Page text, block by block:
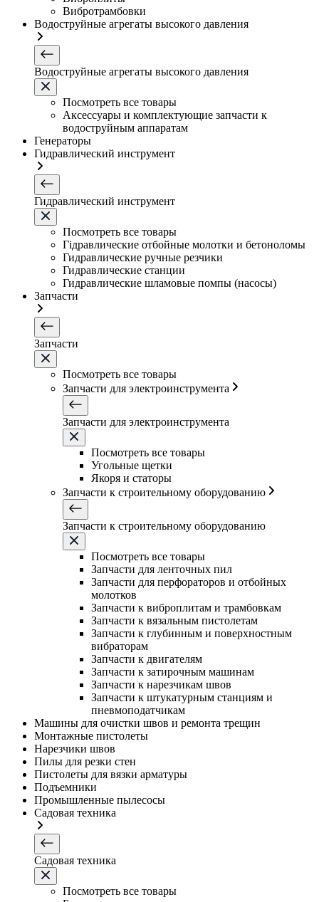
Вибротрамбовки
Водоструйные агрегаты высокого давления
Водоструйные агрегаты высокого давления
Посмотреть все товары
Аксессуары и комплектующие запчасти к
водоструйным аппаратам
Генераторы
Гидравлический инструмент
Гидравлический инструмент
Посмотреть все товары
Гідравлические отбойные молотки и бетоноломы
Гидравлические ручные резчики
Гидравлические станции
Гидравлические шламовые помпы (насосы)
Запчасти
Запчасти
Посмотреть все товары
Запчасти для электроинструмента
Запчасти для электроинструмента
Посмотреть все товары
Угольные щетки
Якоря и статоры
Запчасти к строительному оборудованию
Запчасти к строительному оборудованию
Посмотреть все товары
Запчасти для ленточных пил
Запчасти для перфораторов и отбойных
молотков
Запчасти к виброплитам и трамбовкам
Запчасти к вязальным пистолетам
Запчасти к глубинным и поверхностным
вибраторам
Запчасти к двигателям
Запчасти к затирочным машинам
Запчасти к нарезчикам швов
Запчасти к штукатурным станциям и
пневмоподатчикам
Машины для очистки швов и ремонта трещин
Монтажные пистолеты
Нарезчики швов
Пилы для резки стен
Пистолеты для вязки арматуры
Подъемники
Промышленные пылесосы
Садовая техника
Садовая техника
Посмотреть все товары